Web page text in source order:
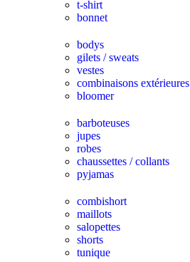
t-shirt
bonnet
bodys
gilets / sweats
vestes
combinaisons extérieures
bloomer
barboteuses
jupes
robes
chaussettes / collants
pyjamas
combishort
maillots
salopettes
shorts
tunique